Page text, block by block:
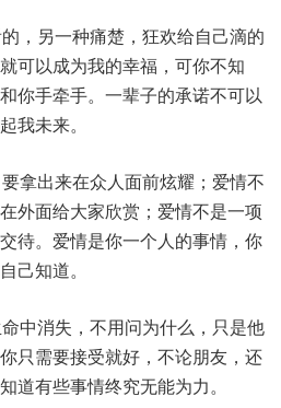
，另一种痛楚，狂欢给自己滴的
可以成为我的幸福，可你不知
你手牵手。一辈子的承诺不可以
我未来。
拿出来在众人面前炫耀；爱情不
外面给大家欣赏；爱情不是一项
待。爱情是你一个人的事情，你
己知道。
中消失，不用问为什么，只是他
只需要接受就好，不论朋友，还
道有些事情终究无能为力。